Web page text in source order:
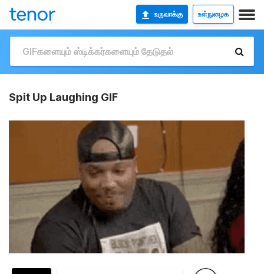
உருவாக்கு உள்நுழைக
Spit Up Laughing GIF